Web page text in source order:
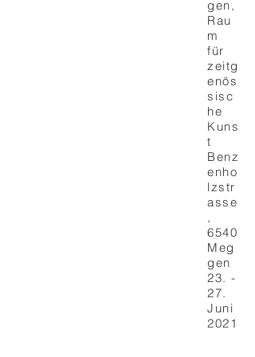
gen,
Rau
m
für
zeitg
enös
sisc
he
Kuns
t
Benz
enho
lzstr
asse
,
6540
Meg
gen
23. -
27.
Juni
2021